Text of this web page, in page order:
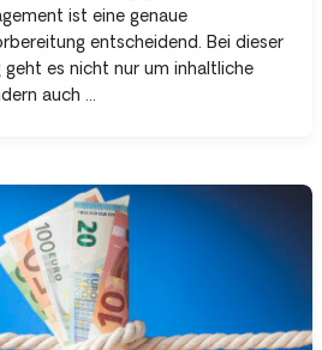
ist eine genaue
entscheidend. Bei dieser
geht es nicht nur um inhaltliche
auch ...